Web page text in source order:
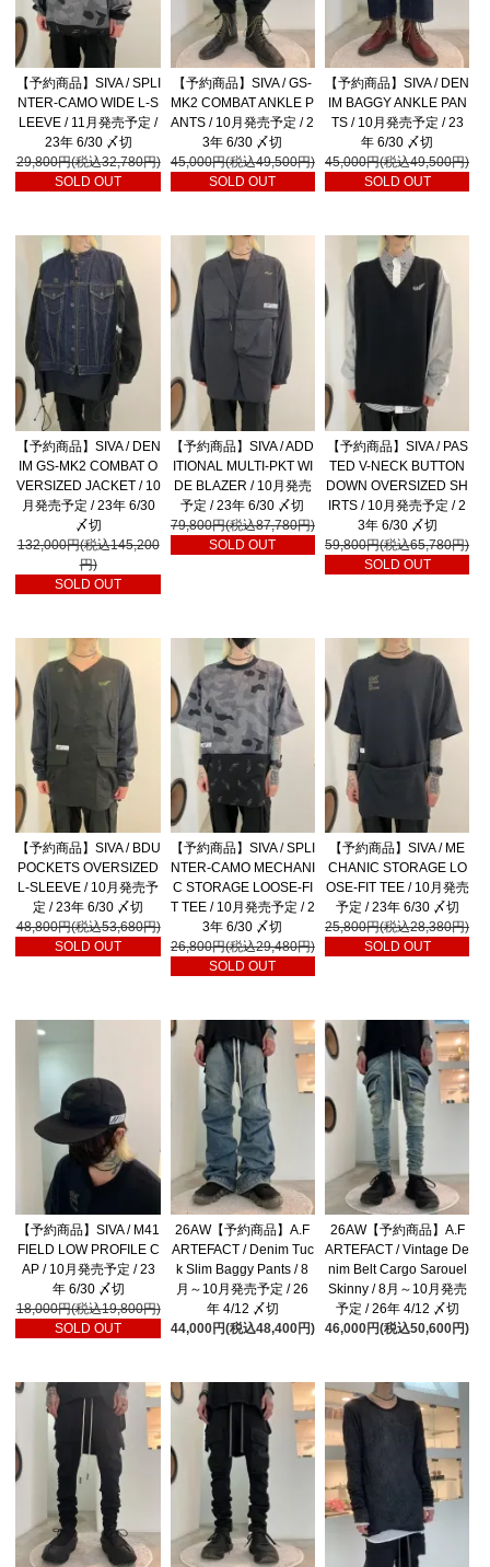
【予約商品】SIVA / SPLI
NTER-CAMO WIDE L-S
LEEVE / 11月発売予定 /
23年 6/30 〆切
29,800円(税込32,780円)
SOLD OUT
【予約商品】SIVA / GS-
MK2 COMBAT ANKLE P
ANTS / 10月発売予定 / 2
3年 6/30 〆切
45,000円(税込49,500円)
SOLD OUT
【予約商品】SIVA / DEN
IM BAGGY ANKLE PAN
TS / 10月発売予定 / 23
年 6/30 〆切
45,000円(税込49,500円)
SOLD OUT
【予約商品】SIVA / DEN
IM GS-MK2 COMBAT O
VERSIZED JACKET / 10
月発売予定 / 23年 6/30
〆切
132,000円(税込145,200
円)
SOLD OUT
【予約商品】SIVA / ADD
ITIONAL MULTI-PKT WI
DE BLAZER / 10月発売
予定 / 23年 6/30 〆切
79,800円(税込87,780円)
SOLD OUT
【予約商品】SIVA / PAS
TED V-NECK BUTTON
DOWN OVERSIZED SH
IRTS / 10月発売予定 / 2
3年 6/30 〆切
59,800円(税込65,780円)
SOLD OUT
【予約商品】SIVA / BDU
POCKETS OVERSIZED
L-SLEEVE / 10月発売予
定 / 23年 6/30 〆切
48,800円(税込53,680円)
SOLD OUT
【予約商品】SIVA / SPLI
NTER-CAMO MECHANI
C STORAGE LOOSE-FI
T TEE / 10月発売予定 / 2
3年 6/30 〆切
26,800円(税込29,480円)
SOLD OUT
【予約商品】SIVA / ME
CHANIC STORAGE LO
OSE-FIT TEE / 10月発売
予定 / 23年 6/30 〆切
25,800円(税込28,380円)
SOLD OUT
【予約商品】SIVA / M41
FIELD LOW PROFILE C
AP / 10月発売予定 / 23
年 6/30 〆切
18,000円(税込19,800円)
SOLD OUT
26AW【予約商品】A.F
ARTEFACT / Denim Tuc
k Slim Baggy Pants / 8
月～10月発売予定 / 26
年 4/12 〆切
44,000円(税込48,400円)
26AW【予約商品】A.F
ARTEFACT / Vintage De
nim Belt Cargo Sarouel
Skinny / 8月～10月発売
予定 / 26年 4/12 〆切
46,000円(税込50,600円)